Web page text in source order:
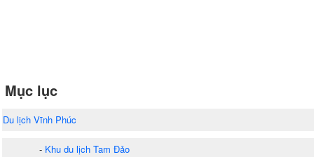
Mục lục
Du lịch Vĩnh Phúc
- Khu du lịch Tam Đảo